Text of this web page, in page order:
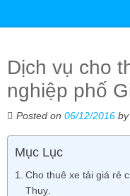
Dịch vụ cho
nghiệp phố
Posted on 06/12/2016 by
Mục Lục
Cho thuê xe tải giá rẻ
Thuỵ.